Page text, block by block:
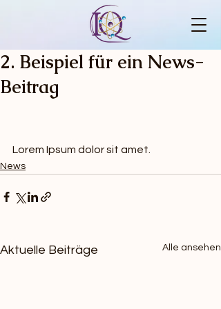
2. Beispiel für ein News-
Beitrag
Lorem Ipsum dolor sit amet.
News
Aktuelle Beiträge Alle ansehen